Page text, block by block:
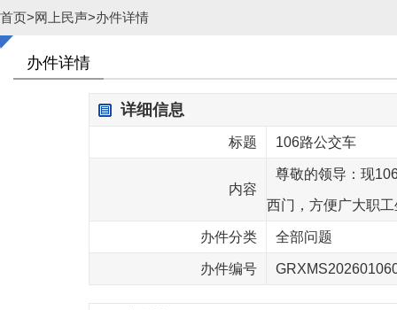
首页>网上民声>办件详情
办件详情
详细信息
标题 106路公交车
内容
尊敬的领导：现
西门，方便广大职
办件分类 全部问题
办件编号